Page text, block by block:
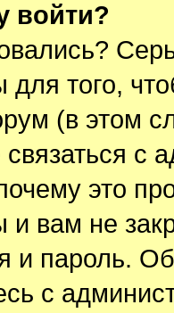
войти?
для того,
(в этом
с
это
и вам не
и пароль.
с